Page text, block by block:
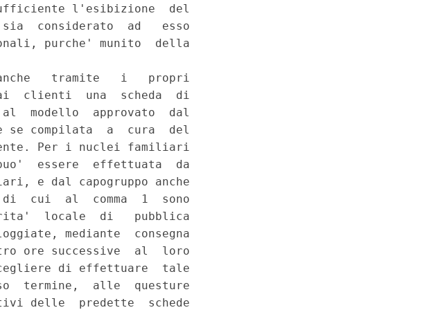
l'esibizione  del
considerato  ad   esso
purche' munito  della
tramite   i   propri
clienti  una  scheda  di
modello  approvato  dal
se compilata  a  cura  del
Per i nuclei familiari
essere  effettuata  da
e dal capogruppo anche
cui  al  comma  1  sono
locale  di   pubblica
mediante  consegna
ore successive  al  loro
di effettuare  tale
termine,  alle  questure
delle  predette  schede